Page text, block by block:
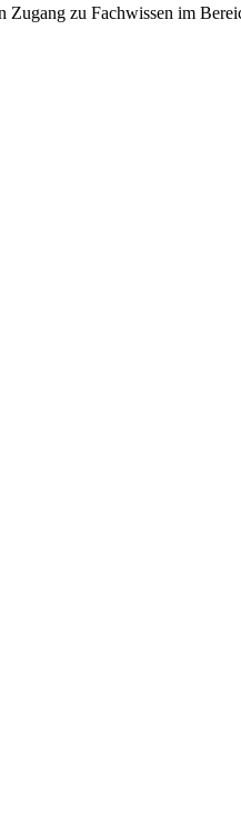
zu Fachwissen im